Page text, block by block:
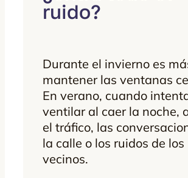
ruido?
Durante el invierno es
mantener las ventanas
En verano, cuando
ventilar al caer la noche,
el tráfico, las
la calle o los ruidos de los
vecinos.